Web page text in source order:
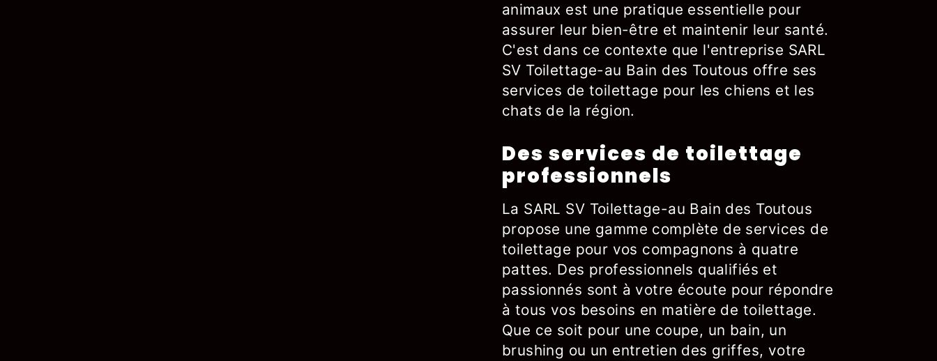
animaux est une pratique essentielle pour
assurer leur bien-être et maintenir leur santé.
C'est dans ce contexte que l'entreprise SARL
SV Toilettage-au Bain des Toutous offre ses
services de toilettage pour les chiens et les
chats de la région.
Des services de toilettage
professionnels
La SARL SV Toilettage-au Bain des Toutous
propose une gamme complète de services de
toilettage pour vos compagnons à quatre
pattes. Des professionnels qualifiés et
passionnés sont à votre écoute pour répondre
à tous vos besoins en matière de toilettage.
Que ce soit pour une coupe, un bain, un
brushing ou un entretien des griffes, votre